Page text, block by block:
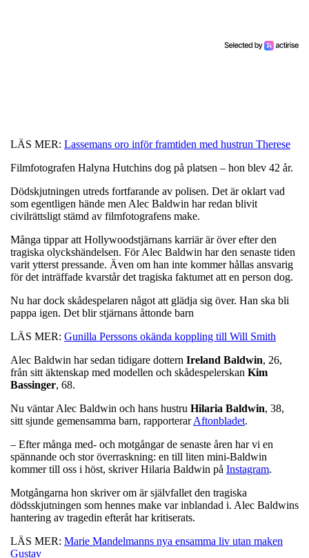
LÄS MER: Lassemans oro inför framtiden med hustrun Therese
Filmfotografen Halyna Hutchins dog på platsen – hon blev 42 år.
Dödskjutningen utreds fortfarande av polisen. Det är oklart vad
som egentligen hände men Alec Baldwin har redan blivit
civilrättsligt stämd av filmfotografens make.
Många tippar att Hollywoodstjärnans karriär är över efter den
tragiska olyckshändelsen. För Alec Baldwin har den senaste tiden
varit ytterst pressande. Även om han inte kommer hållas ansvarig
för det inträffade kvarstår det tragiska faktumet att en person dog.
Nu har dock skådespelaren något att glädja sig över. Han ska bli
pappa igen. Det blir stjärnans åttonde barn
LÄS MER: Gunilla Perssons okända koppling till Will Smith
Alec Baldwin har sedan tidigare dottern Ireland Baldwin, 26,
från sitt äktenskap med modellen och skådespelerskan Kim
Bassinger, 68.
Nu väntar Alec Baldwin och hans hustru Hilaria Baldwin, 38,
sitt sjunde gemensamma barn, rapporterarAftonbladet.
– Efter många med- och motgångar de senaste åren har vi en
spännande och stor överraskning: en till liten mini-Baldwin
kommer till oss i höst, skriver Hilaria Baldwin på Instagram.
Motgångarna hon skriver om är självfallet den tragiska
dödsskjutningen som hennes make var inblandad i. Alec Baldwins
hantering av tragedin efteråt har kritiserats.
LÄS MER: Marie Mandelmanns nya ensamma liv utan maken
Gustav